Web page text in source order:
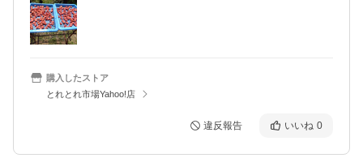
購入したストア
とれとれ市場Yahoo!店
違反報告 いいね 0